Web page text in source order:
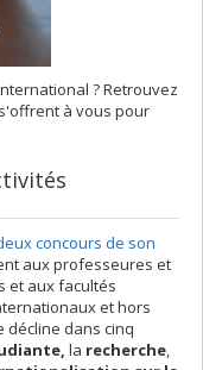
? Retrouvez
à vous pour
concours de son
aux professeures et
et aux facultés
et hors
décline dans cinq
la recherche,